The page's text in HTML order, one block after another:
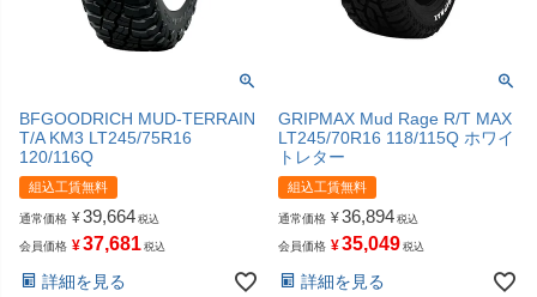
BFGOODRICH MUD-TERRAIN
T/A KM3 LT245/75R16
120/116Q
組込工賃無料
通常価格 ¥39,664 税込
会員価格 ¥37,681 税込
詳細を見る
GRIPMAX Mud Rage R/T MAX
LT245/70R16 118/115Q ホワイ
トレター
組込工賃無料
通常価格 ¥36,894 税込
会員価格 ¥35,049 税込
詳細を見る